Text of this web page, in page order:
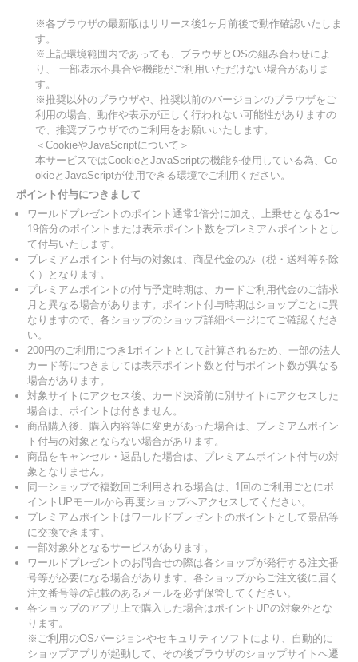
※各ブラウザの最新版はリリース後1ヶ月前後で動作確認いたしま
す。
※上記環境範囲内であっても、ブラウザとOSの組み合わせによ
り、 一部表示不具合や機能がご利用いただけない場合がありま
す。
※推奨以外のブラウザや、推奨以前のバージョンのブラウザをご
利用の場合、動作や表示が正しく行われない可能性がありますの
で、推奨ブラウザでのご利用をお願いいたします。
＜CookieやJavaScriptについて＞
本サービスではCookieとJavaScriptの機能を使用している為、Co
okieとJavaScriptが使用できる環境でご利用ください。
ポイント付与につきまして
ワールドプレゼントのポイント通常1倍分に加え、上乗せとなる1〜
19倍分のポイントまたは表示ポイント数をプレミアムポイントとし
て付与いたします。
プレミアムポイント付与の対象は、商品代金のみ（税・送料等を除
く）となります。
プレミアムポイントの付与予定時期は、カードご利用代金のご請求
月と異なる場合があります。ポイント付与時期はショップごとに異
なりますので、各ショップのショップ詳細ページにてご確認くださ
い。
200円のご利用につき1ポイントとして計算されるため、一部の法人
カード等につきましては表示ポイント数と付与ポイント数が異なる
場合があります。
対象サイトにアクセス後、カード決済前に別サイトにアクセスした
場合は、ポイントは付きません。
商品購入後、購入内容等に変更があった場合は、プレミアムポイン
ト付与の対象とならない場合があります。
商品をキャンセル・返品した場合は、プレミアムポイント付与の対
象となりません。
同一ショップで複数回ご利用される場合は、1回のご利用ごとにポ
イントUPモールから再度ショップへアクセスしてください。
プレミアムポイントはワールドプレゼントのポイントとして景品等
に交換できます。
一部対象外となるサービスがあります。
ワールドプレゼントのお問合せの際は各ショップが発行する注文番
号等が必要になる場合があります。各ショップからご注文後に届く
注文番号等の記載のあるメールを必ず保管してください。
各ショップのアプリ上で購入した場合はポイントUPの対象外とな
ります。
※ご利用のOSバージョンやセキュリティソフトにより、自動的に
ショップアプリが起動して、その後ブラウザのショップサイトへ遷